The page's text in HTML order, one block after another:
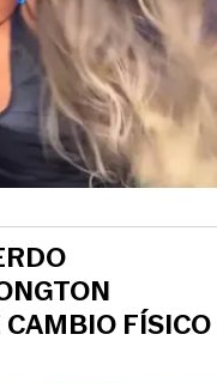
FÍSICO